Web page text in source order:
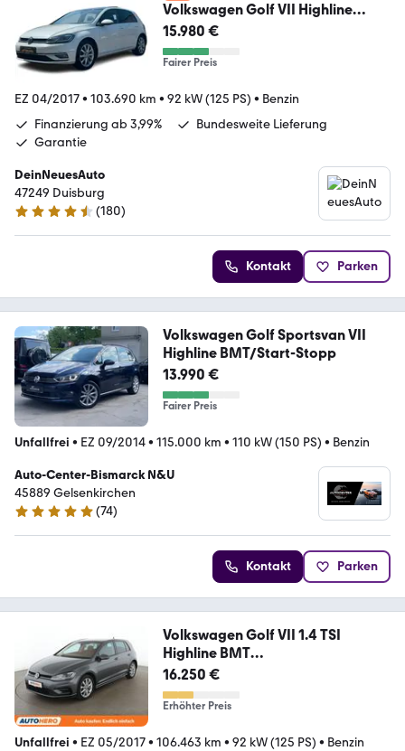
Volkswagen Golf VII Highline
BMT*Massage*Standheiz.*Pano*
15.980 €
Fairer Preis
EZ 04/2017• 103.690 km • 92 kW (125 PS) • Benzin
Finanzierung ab 3,99%
Bundesweite Lieferung
Garantie
DeinNeuesAuto
47249 Duisburg
4.7 Sterne
(180)
Kontakt Parken
Volkswagen Golf Sportsvan VII
Highline BMT/Start-Stopp
13.990 €
Fairer Preis
Unfallfrei • EZ 09/2014• 115.000 km • 110 kW (150 PS) • Benzin
Auto-Center-Bismarck N&U
45889 Gelsenkirchen
5 Sterne
(74)
Kontakt Parken
Volkswagen Golf VII 1.4 TSI
Highline BMT
Aut.*NAVI*LED*PDC*
16.250 €
Erhöhter Preis
Unfallfrei • EZ 05/2017• 106.463 km • 92 kW (125 PS) • Benzin